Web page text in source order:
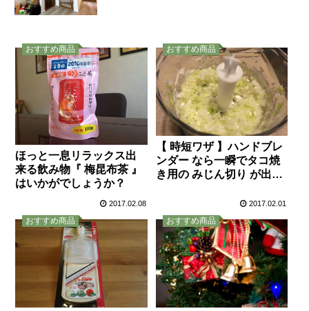
おすすめ商品
ほっと一息リラックス出
来る飲み物『 梅昆布茶 』
はいかがでしょうか？
2017.02.08
おすすめ商品
【 時短ワザ 】ハンドブレ
ンダー なら一瞬でタコ焼
き用の みじん切り が出来
2017.02.01
おすすめ商品 おすすめ商品